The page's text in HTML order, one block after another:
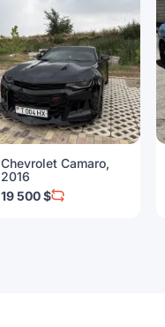
Chevrolet Camaro,
2016
19 500 $